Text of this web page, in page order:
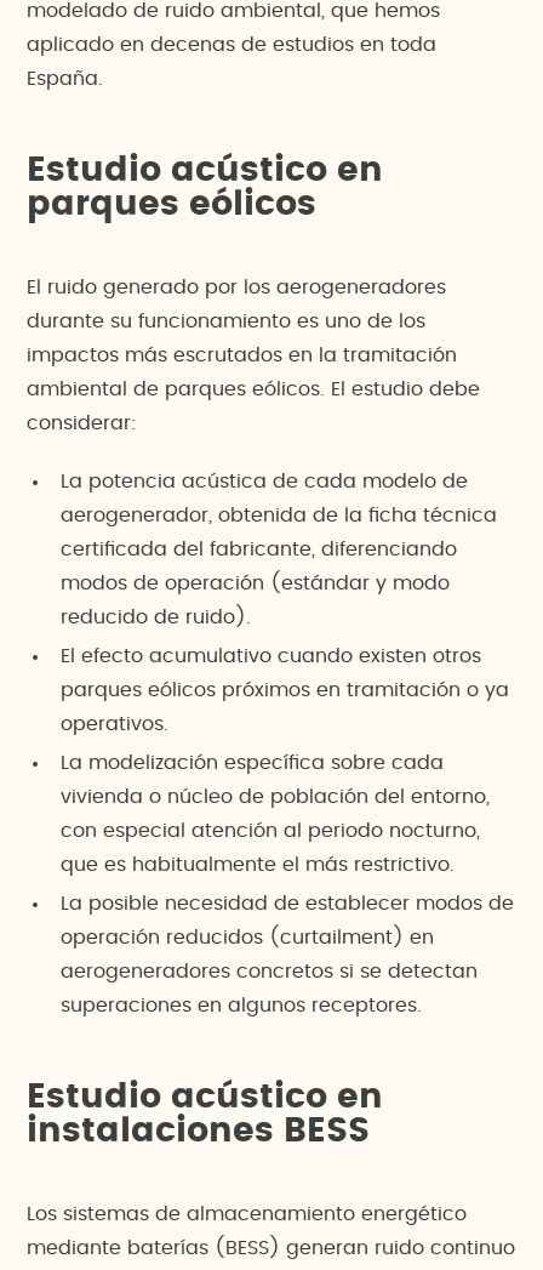
modelado de ruido ambiental, que hemos
aplicado en decenas de estudios en toda
España.
Estudio acústico en
parques eólicos
El ruido generado por los aerogeneradores
durante su funcionamiento es uno de los
impactos más escrutados en la tramitación
ambiental de parques eólicos. El estudio debe
considerar:
La potencia acústica de cada modelo de
aerogenerador, obtenida de la ficha técnica
certificada del fabricante, diferenciando
modos de operación (estándar y modo
reducido de ruido).
El efecto acumulativo cuando existen otros
parques eólicos próximos en tramitación o ya
operativos.
La modelización específica sobre cada
vivienda o núcleo de población del entorno,
con especial atención al periodo nocturno,
que es habitualmente el más restrictivo.
La posible necesidad de establecer modos de
operación reducidos (curtailment) en
aerogeneradores concretos si se detectan
superaciones en algunos receptores.
Estudio acústico en
instalaciones BESS
Los sistemas de almacenamiento energético
mediante baterías (BESS) generan ruido continuo